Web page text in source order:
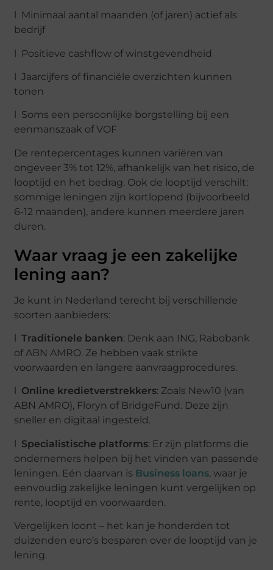
l Minimaal aantal maanden (of jaren) actief als
bedrijf
l Positieve cashflow of winstgevendheid
l Jaarcijfers of financiële overzichten kunnen
tonen
l Soms een persoonlijke borgstelling bij een
eenmanszaak of VOF
De rentepercentages kunnen variëren van
ongeveer 3% tot 12%, afhankelijk van het risico, de
looptijd en het bedrag. Ook de looptijd verschilt:
sommige leningen zijn kortlopend (bijvoorbeeld
6-12 maanden), andere kunnen meerdere jaren
duren.
Waar vraag je een zakelijke
lening aan?
Je kunt in Nederland terecht bij verschillende
soorten aanbieders:
lTraditionele banken: Denk aan ING, Rabobank
of ABN AMRO. Ze hebben vaak strikte
voorwaarden en langere aanvraagprocedures.
Online kredietverstrekkers: Zoals New10 (van
ABN AMRO), Floryn of BridgeFund. Deze zijn
sneller en digitaal ingesteld.
l Specialistische platforms: Er zijn platforms die
ondernemers helpen bij het vinden van passende
leningen. Eén daarvan is Business loans, waar je
eenvoudig zakelijke leningen kunt vergelijken op
rente, looptijd en voorwaarden.
Vergelijken loont – het kan je honderden tot
duizenden euro’s besparen over de looptijd van je
lening.